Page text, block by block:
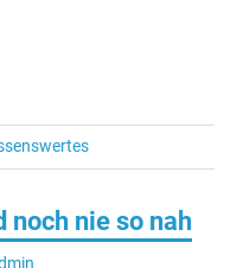
noch nie so nah